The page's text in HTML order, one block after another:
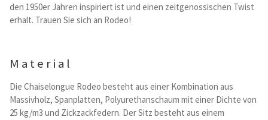
Massivholz Schlafen
Kataloge Trends
Summer Sale
den 1950er Jahren inspiriert ist und einen zeitgenossischen Twist
erhalt. Trauen Sie sich an Rodeo!
Material
Die Chaiselongue Rodeo besteht aus einer Kombination aus
Massivholz, Spanplatten, Polyurethanschaum mit einer Dichte von
25 kg/m3 und Zickzackfedern. Der Sitz besteht aus einem